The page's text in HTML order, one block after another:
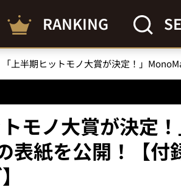
RANKING
トモノ大賞が決定
表紙を公開！【付